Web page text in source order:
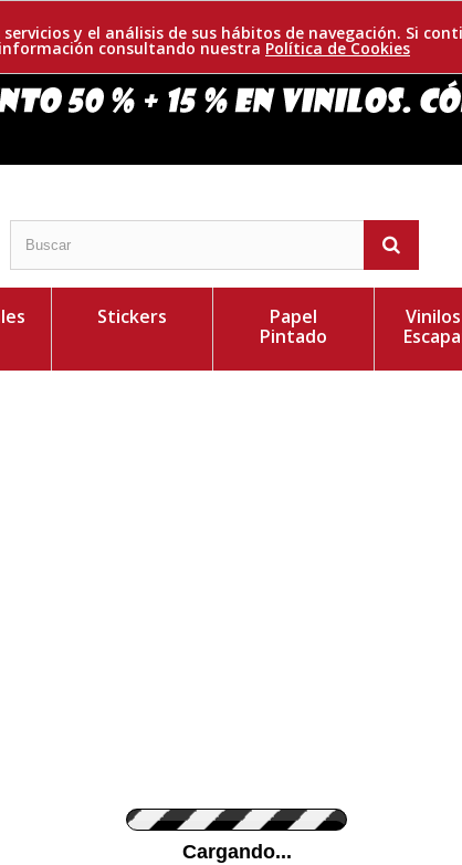
y el análisis de sus hábitos de navegación. Si
consultando nuestra Política de Cookies
Stickers
Papel
Pintado
Cargando...
Pon tu foto de